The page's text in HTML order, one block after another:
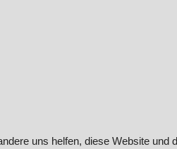
uns helfen, diese Website